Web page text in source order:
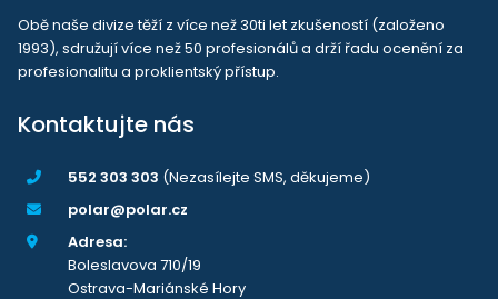
Obě naše divize těží z více než 30ti let zkušeností (založeno
1993), sdružují více než 50 profesionálů a drží řadu ocenění za
profesionalitu a proklientský přístup.
Kontaktujte nás
552 303 303 (Nezasílejte SMS, děkujeme)
polar@polar.cz
Adresa:
Boleslavova 710/19
Ostrava-Mariánské Hory